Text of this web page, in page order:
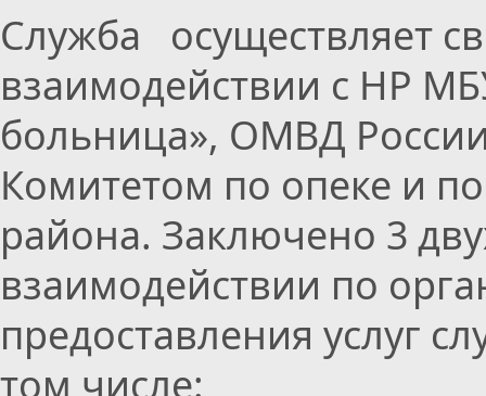
Служба осуществляет
взаимодействии с НР
больница», ОМВД
Комитетом по опеке и
района. Заключено 3
взаимодействии по
предоставления услуг
том числе: